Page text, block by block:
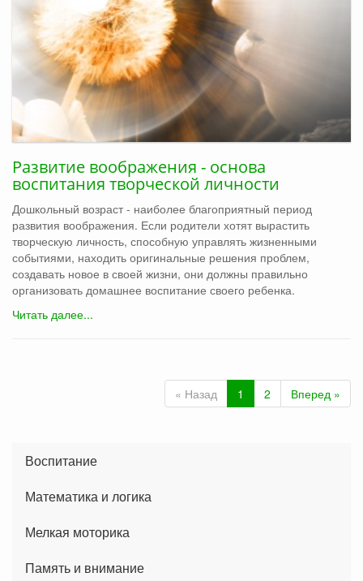
Развитие воображения - основа
воспитания творческой личности
Дошкольный возраст - наиболее благоприятный период
развития воображения. Если родители хотят вырастить
творческую личность, способную управлять жизненными
событиями, находить оригинальные решения проблем,
создавать новое в своей жизни, они должны правильно
организовать домашнее воспитание своего ребенка.
Читать далее...
« Назад 1 2 Вперед »
Воспитание
Математика и логика
Мелкая моторика
Память и внимание